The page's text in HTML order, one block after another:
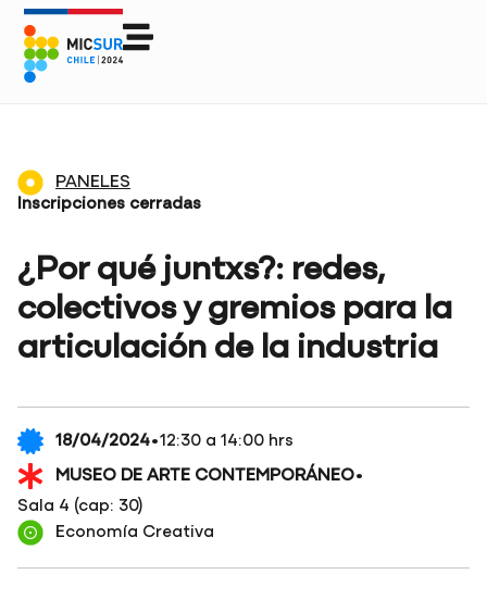
PANELES
Inscripciones cerradas
¿Por qué juntxs?: redes,
colectivos y gremios para la
articulación de la industria
18/04/2024·12:30 a 14:00 hrs
MUSEO DE ARTE CONTEMPORÁNEO·
Sala 4 (cap: 30)
Economía Creativa